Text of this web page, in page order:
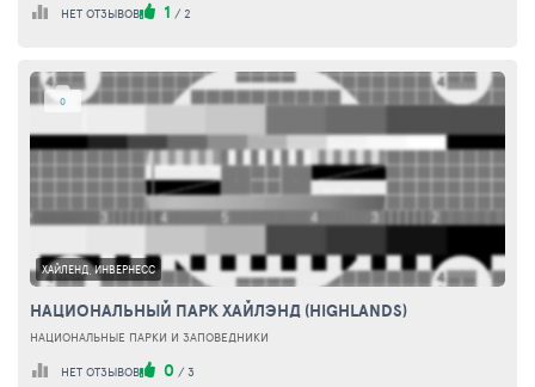
НЕТ ОТЗЫВОВ 1 / 2
0
ХАЙЛЕНД, ИНВЕРНЕСС
НАЦИОНАЛЬНЫЙ ПАРК ХАЙЛЭНД (HIGHLANDS)
НАЦИОНАЛЬНЫЕ ПАРКИ И ЗАПОВЕДНИКИ
НЕТ ОТЗЫВОВ 0 / 3